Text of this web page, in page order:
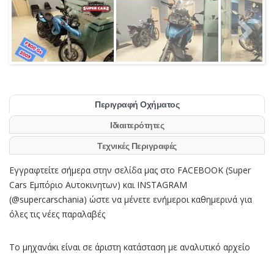
Περιγραφή Οχήματος
Ιδιαιτερότητες
Τεχνικές Περιγραφές
Εγγραφτείτε σήμερα στην σελίδα μας στο FACEBOOK (Super
Cars Εμπόριο Αυτοκινητων) και INSTAGRAM
(@supercarschania) ώστε να μένετε ενήμεροι καθημερινά για
όλες τις νέες παραλαβές
Το μηχανάκι είναι σε άριστη κατάσταση με αναλυτικό αρχείο